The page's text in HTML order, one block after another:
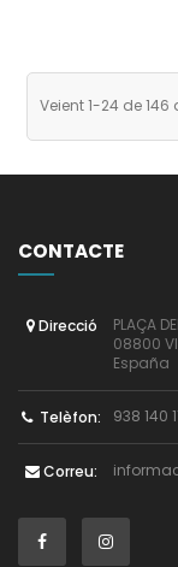
Veient 1-24 de
CONTACTE
Direcció
PLAÇA
08800
España
Telèfon: 938 140
Correu: